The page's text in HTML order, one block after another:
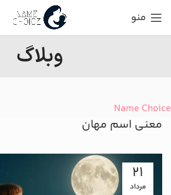
منو
وبلاگ
Name Choice
معنی اسم مهان
21
مرداد